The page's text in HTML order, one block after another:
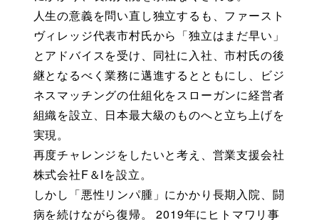
人生の意義を問い直し独立するも、ファースト
ヴィレッジ代表市村氏から「独立はまだ早い」
とアドバイスを受け、同社に入社、市村氏の後
継となるべく業務に邁進するとともにし、ビジ
ネスマッチングの仕組化をスローガンに経営者
組織を設立、日本最大級のものへと立ち上げを
実現。
再度チャレンジをしたいと考え、営業支援会社
株式会社F＆Iを設立。
しかし「悪性リンパ腫」にかかり長期入院、闘
病を続けながら復帰。 2019年にヒトマワリ事